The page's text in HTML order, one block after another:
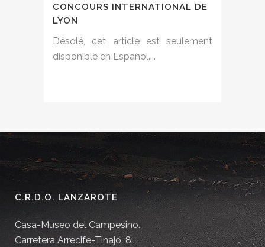
CONCOURS INTERNATIONAL DE
LYON
Désolé, cet article est seulement
disponible en Español....
C.R.D.O. LANZAROTE
Casa-Museo del Campesino.
Carretera Arrecife-Tinajo, 8.